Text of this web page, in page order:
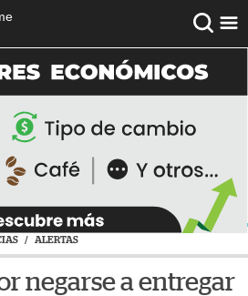
/ ALERTAS
negarse a entregar